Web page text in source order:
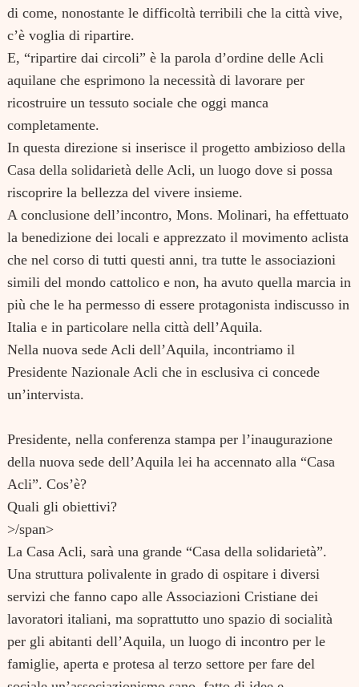
di come, nonostante le difficoltà terribili che la città vive,
c’è voglia di ripartire.
E, “ripartire dai circoli” è la parola d’ordine delle Acli
aquilane che esprimono la necessità di lavorare per
ricostruire un tessuto sociale che oggi manca
completamente.
In questa direzione si inserisce il progetto ambizioso della
Casa della solidarietà delle Acli, un luogo dove si possa
riscoprire la bellezza del vivere insieme.
A conclusione dell’incontro, Mons. Molinari, ha effettuato
la benedizione dei locali e apprezzato il movimento aclista
che nel corso di tutti questi anni, tra tutte le associazioni
simili del mondo cattolico e non, ha avuto quella marcia in
più che le ha permesso di essere protagonista indiscusso in
Italia e in particolare nella città dell’Aquila.
Nella nuova sede Acli dell’Aquila, incontriamo il
Presidente Nazionale Acli che in esclusiva ci concede
un’intervista.
Presidente, nella conferenza stampa per l’inaugurazione
della nuova sede dell’Aquila lei ha accennato alla “Casa
Acli”. Cos’è?
Quali gli obiettivi?
>/span>
La Casa Acli, sarà una grande “Casa della solidarietà”.
Una struttura polivalente in grado di ospitare i diversi
servizi che fanno capo alle Associazioni Cristiane dei
lavoratori italiani, ma soprattutto uno spazio di socialità
per gli abitanti dell’Aquila, un luogo di incontro per le
famiglie, aperta e protesa al terzo settore per fare del
Search
for: